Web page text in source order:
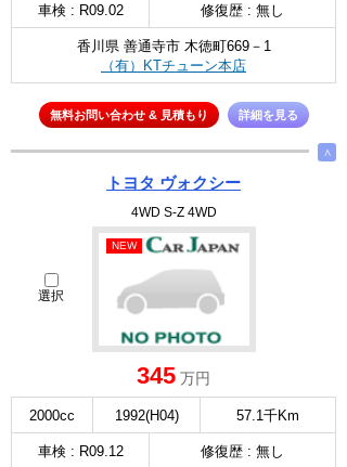
車検 : R09.02 修復歴 : 無し
香川県 善通寺市 木徳町669－1
（有）KTチューン本店
無料お問い合わせ & 見積もり 詳細を見る
∧
トヨタ ヴォクシー
4WD S-Z 4WD
選択
NEW
345 万円
2000cc 1992(H04) 57.1千Km
車検 : R09.12 修復歴 : 無し